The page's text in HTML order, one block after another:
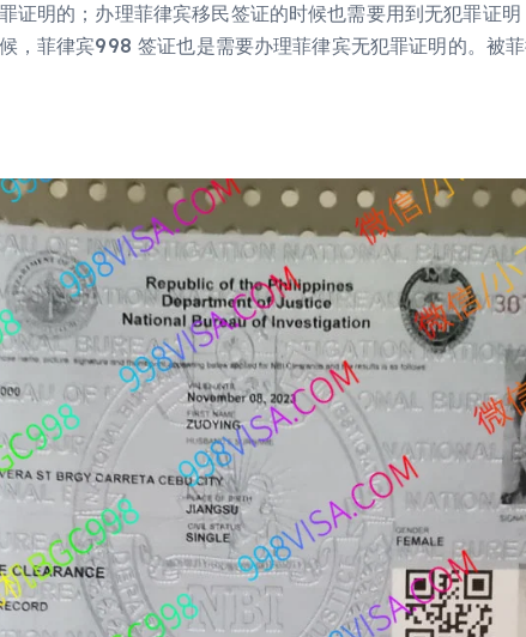
证明的；办理菲律宾移民签证的时候也需要用到无犯罪证
，菲律宾998 签证也是需要办理菲律宾无犯罪证明的。被